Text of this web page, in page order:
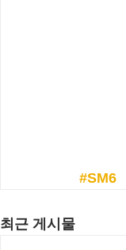
#SM6
최근 게시물